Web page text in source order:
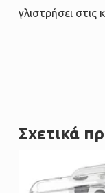
γλιστρήσει στις
Σχετικά